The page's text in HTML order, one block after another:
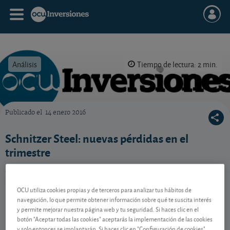
Análisis Tiempo de lectura: 2 min.
Publicado el 14 enero 2016
Schnitzer Steel: nuevas pérdidas en el
trimestre
El fabricante norteamericano de acero reciclado
Contenido reservado a SOCIOS
OCU utiliza cookies propias y de terceros para analizar tus hábitos de
navegación, lo que permite obtener información sobre qué te suscita interés
y permite mejorar nuestra página web y tu seguridad. Si haces clic en el
botón "Aceptar todas las cookies" aceptarás la implementación de las cookies